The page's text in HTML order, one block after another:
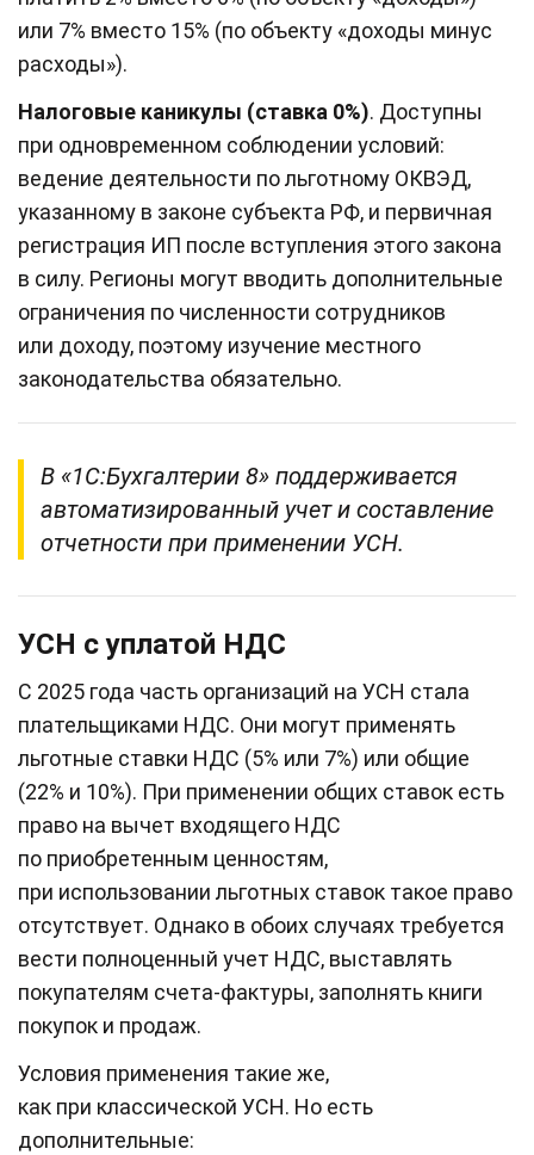
или 7% вместо 15% (по объекту «доходы минус
расходы»).
Налоговые каникулы (ставка 0%). Доступны
при одновременном соблюдении условий:
ведение деятельности по льготному ОКВЭД,
указанному в законе субъекта РФ, и первичная
регистрация ИП после вступления этого закона
в силу. Регионы могут вводить дополнительные
ограничения по численности сотрудников
или доходу, поэтому изучение местного
законодательства обязательно.
В «1С:Бухгалтерии 8» поддерживается
автоматизированный учет и составление
отчетности при применении УСН.
УСН с уплатой НДС
С 2025 года часть организаций на УСН стала
плательщиками НДС. Они могут применять
льготные ставки НДС (5% или 7%) или общие
(22% и 10%). При применении общих ставок есть
право на вычет входящего НДС
по приобретенным ценностям,
при использовании льготных ставок такое право
отсутствует. Однако в обоих случаях требуется
вести полноценный учет НДС, выставлять
покупателям счета-фактуры, заполнять книги
покупок и продаж.
Условия применения такие же,
как при классической УСН. Но есть
дополнительные: